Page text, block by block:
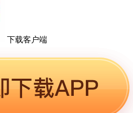
下载客户端